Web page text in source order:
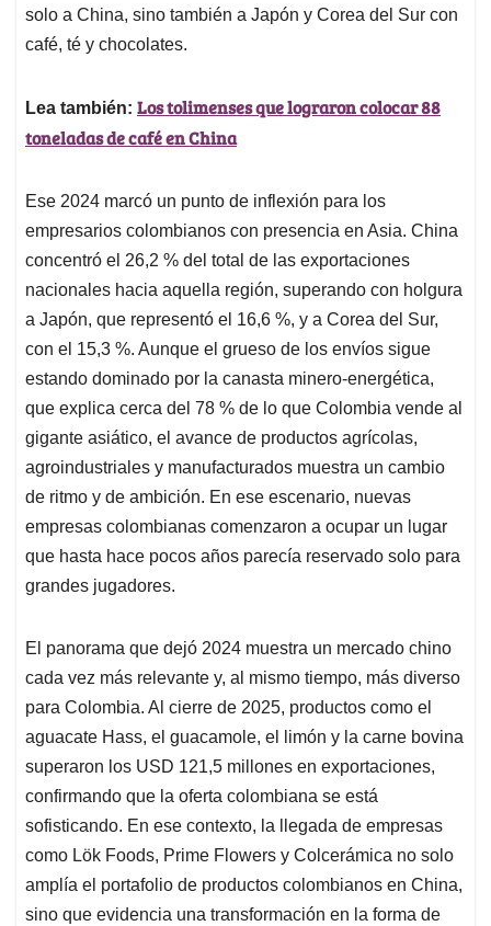
solo a China, sino también a Japón y Corea del Sur con
café, té y chocolates.
Lea también: Los tolimenses que lograron colocar 88
toneladas de café en China
Ese 2024 marcó un punto de inflexión para los
empresarios colombianos con presencia en Asia. China
concentró el 26,2 % del total de las exportaciones
nacionales hacia aquella región, superando con holgura
a Japón, que representó el 16,6 %, y a Corea del Sur,
con el 15,3 %. Aunque el grueso de los envíos sigue
estando dominado por la canasta minero-energética,
que explica cerca del 78 % de lo que Colombia vende al
gigante asiático, el avance de productos agrícolas,
agroindustriales y manufacturados muestra un cambio
de ritmo y de ambición. En ese escenario, nuevas
empresas colombianas comenzaron a ocupar un lugar
que hasta hace pocos años parecía reservado solo para
grandes jugadores.
El panorama que dejó 2024 muestra un mercado chino
cada vez más relevante y, al mismo tiempo, más diverso
para Colombia. Al cierre de 2025, productos como el
aguacate Hass, el guacamole, el limón y la carne bovina
superaron los USD 121,5 millones en exportaciones,
confirmando que la oferta colombiana se está
sofisticando. En ese contexto, la llegada de empresas
como Lök Foods, Prime Flowers y Colcerámica no solo
amplía el portafolio de productos colombianos en China,
sino que evidencia una transformación en la forma de